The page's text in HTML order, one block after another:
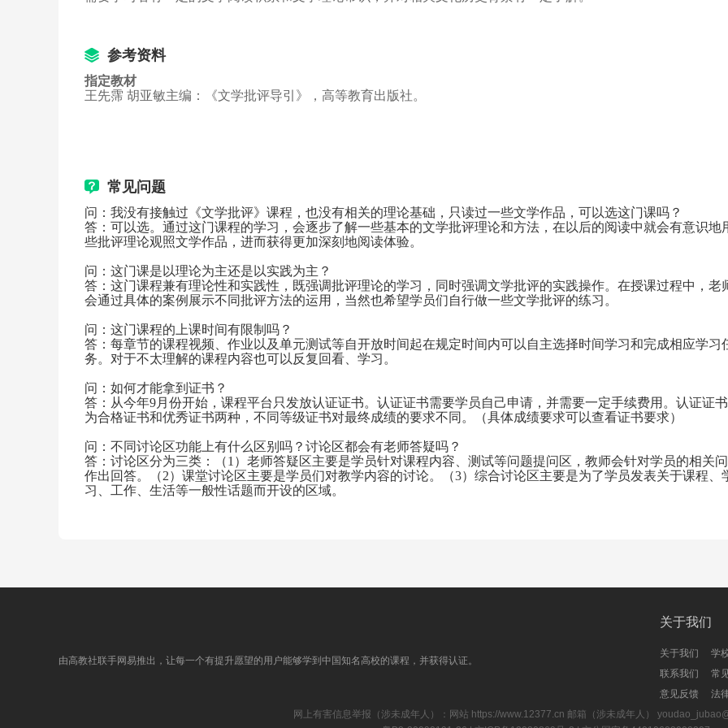
性别批评2
性别批评3
第八讲课件及阅读资料
读者生产批评2
读者生产批评4
第九讲课件及阅读资料
《读者生产批评》单元测试
第十讲 文化批评
文化批评1
文化批评2
文化批评3
第十讲课件及阅读资料
《文化批评》单元测试
结语
文学批评结语
参考资料
指定教材
王先霈 胡亚敏主编：《文学批评导引》，高等教育出版社。
常见问题
问：我没有接触过《文学批评》课程，也没有相关的理论基础，只读过一些文学作品，可以选这门课吗？
答：可以选。通过这门课程的学习，会逐步了解一些基本的文学批评理论和方法，在以后的阅读中就会有意识地
些批评理论观照文学作品，进而获得更加深刻地阅读体验。
问：这门课是以理论为主还是以实践为主？
答：这门课程兼有理论性和实践性，既强调批评理论的学习，同时强调文学批评的实践操作。在授课过程中，老
会通过具体的案例展示不同批评方法的运用，当然也希望学员们自行做一些文学批评的练习。
问：这门课程的上课时间有限制吗？
答：每章节的课程视频、作业以及单元测试等自开放时间起在规定时间内可以自主选择时间学习和完成相应学习
务。对于不太理解的课程内容也可以反复回看、学习。
问：如何才能拿到证书？
答：从今年9月份开始，课程平台只发放认证证书。认证证书需要学员自己申请，并需要一定手续费用。认证证
为合格证书和优秀证书两种，不同等级证书对最终成绩的要求不同。（具体成绩要求可以查看证书要求）
问：不同讨论区功能上有什么区别吗？讨论区都会有老师答疑吗？
答：讨论区分为三类：（1）老师答疑区主要是学员针对课程内容、测试等问题提问区，教师会针对学员的相关
作出回答。（2）课堂讨论区主要是学员们对教学内容的讨论。（3）综合讨论区主要是为了学员发表关于课程、
习、工作、生活等一般性话题而开设的区域。
由高教社联手网易推出，让每一个有提升愿望的用户能够学到中国知名高校的课程，并获得认证。
关于我们
关于我们
学
联系我们
常
意见反馈
法
网上有害信息举报（涉未成年人）：网站 https://www.12377.cn 邮箱（涉未成年人）